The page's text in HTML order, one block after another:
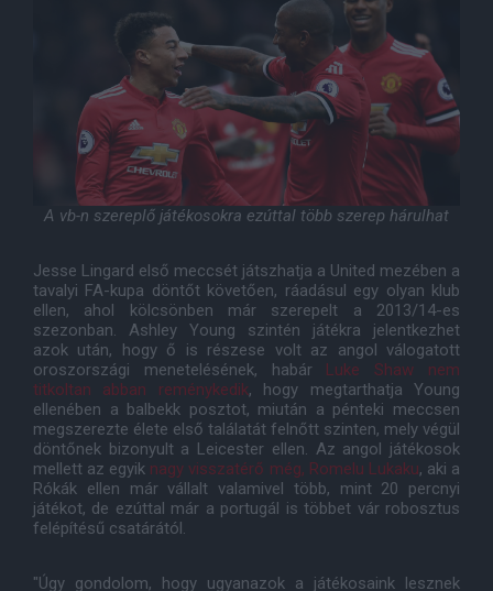
A vb-n szereplő játékosokra ezúttal több szerep hárulhat
Jesse Lingard első meccsét játszhatja a United mezében a
tavalyi FA-kupa döntőt követően, ráadásul egy olyan klub
ellen, ahol kölcsönben már szerepelt a 2013/14-es
szezonban. Ashley Young szintén játékra jelentkezhet
azok után, hogy ő is részese volt az angol válogatott
oroszországi menetelésének, habár Luke Shaw nem
titkoltan abban reménykedik, hogy megtarthatja Young
ellenében a balbekk posztot, miután a pénteki meccsen
megszerezte élete első találatát felnőtt szinten, mely végül
döntőnek bizonyult a Leicester ellen. Az angol játékosok
mellett az egyik nagy visszatérő még, Romelu Lukaku, aki a
Rókák ellen már vállalt valamivel több, mint 20 percnyi
játékot, de ezúttal már a portugál is többet vár robosztus
felépítésű csatárától.
"Úgy gondolom, hogy ugyanazok a játékosaink lesznek